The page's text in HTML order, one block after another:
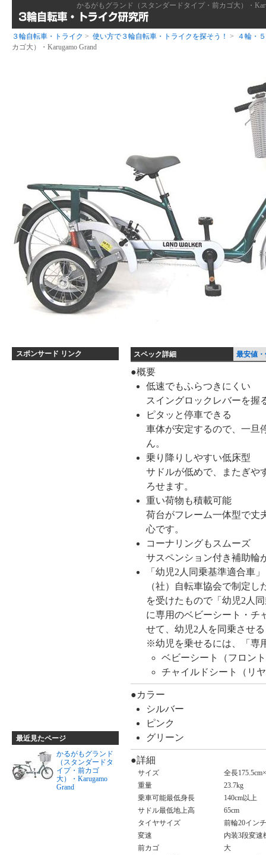
かるがもグランド（スタンダードタイプ・前カゴ大）・
３輪自転車・トライク > 使い方で３輪自転車・トライクを探そう！ >
４輪・
カゴ大）・Karugamo Grand
スポンサード リンク
最近見たページ
かるがもグランド
（スタンダードタ
イプ・前カゴ
大）・Karugamo
Grand
スペック詳細 最安値
ス
ペ
ク
●概要
低速でもふらつきにくい
スイングロックレバーを握
ピタッと停車できる
車体が安定するので、一旦
ん。
乗り降りしやすい低床型
サドルが低めで、またぎや
ろせます。
重い荷物も積載可能
荷台がフレーム一体型で丈
心です。
コーナリングもスムーズ
サスペンション付き補助輪
「幼児2人同乗基準適合車」
（社）自転車協会で制定
を受けたもので「幼児2人
に専用のベビーシート・チ
せて、幼児2人を同乗させ
※幼児を乗せるには、「専
ベビーシート（フロン
チャイルドシート（リ
●カラー
シルバー
ピンク
グリーン
●詳細
サイズ
全長
重量
23.7kg
乗車可能最低身長
140cm以上
サドル最低地上高
65cm
タイヤサイズ
前輪20イン
変速
内装3段変速
前カゴ
大